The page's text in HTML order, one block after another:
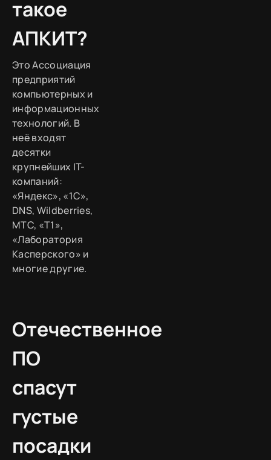
такое
АПКИТ?
Это Ассоциация
предприятий
компьютерных и
информационных
технологий. В
неё входят
десятки
крупнейших IT-
компаний:
«Яндекс», «1С»,
DNS, Wildberries,
МТС, «Т1»,
«Лаборатория
Касперского» и
многие другие.
Отечественное
ПО
спасут
густые
посадки